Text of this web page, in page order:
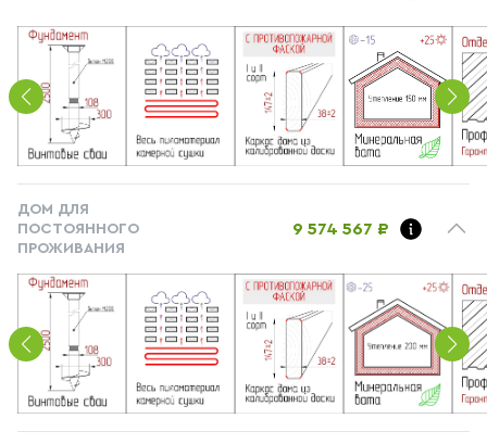
ДОМ ДЛЯ
ПОСТОЯННОГО
ПРОЖИВАНИЯ
9 574 567 ₽